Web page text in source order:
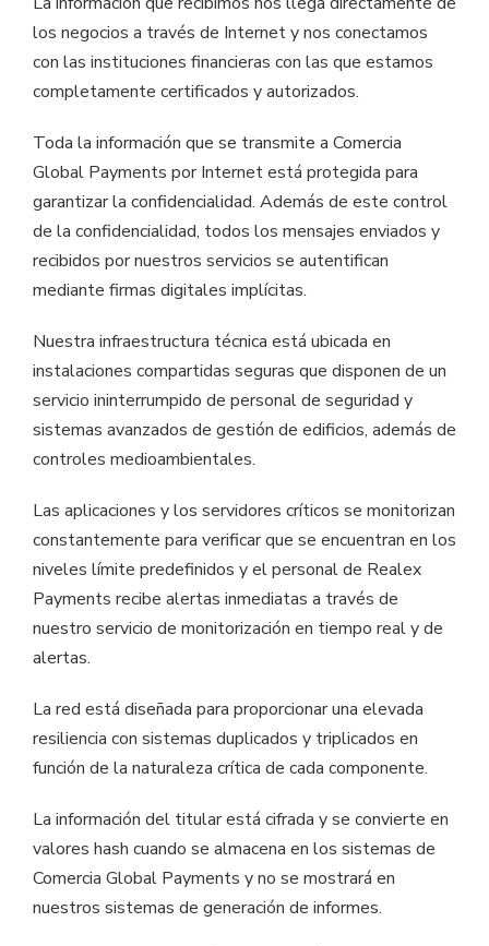
los negocios a través de Internet y nos conectamos
con las instituciones financieras con las que estamos
completamente certificados y autorizados.
Toda la información que se transmite a Comercia
Global Payments por Internet está protegida para
garantizar la confidencialidad. Además de este control
de la confidencialidad, todos los mensajes enviados y
recibidos por nuestros servicios se autentifican
mediante firmas digitales implícitas.
Nuestra infraestructura técnica está ubicada en
instalaciones compartidas seguras que disponen de un
servicio ininterrumpido de personal de seguridad y
sistemas avanzados de gestión de edificios, además de
controles medioambientales.
Las aplicaciones y los servidores críticos se monitorizan
constantemente para verificar que se encuentran en los
niveles límite predefinidos y el personal de Realex
Payments recibe alertas inmediatas a través de
nuestro servicio de monitorización en tiempo real y de
alertas.
La red está diseñada para proporcionar una elevada
resiliencia con sistemas duplicados y triplicados en
función de la naturaleza crítica de cada componente.
La información del titular está cifrada y se convierte en
valores hash cuando se almacena en los sistemas de
Comercia Global Payments y no se mostrará en
nuestros sistemas de generación de informes.